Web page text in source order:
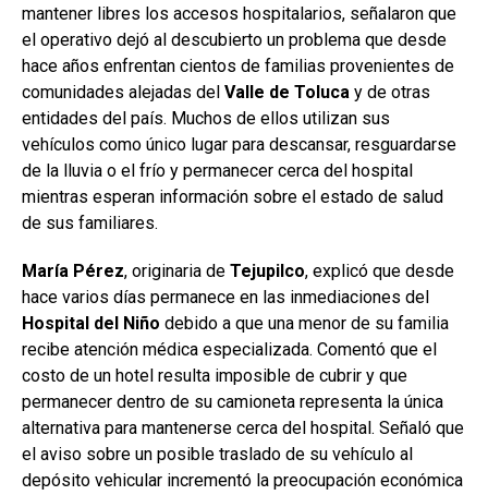
mantener libres los accesos hospitalarios, señalaron que
el operativo dejó al descubierto un problema que desde
hace años enfrentan cientos de familias provenientes de
comunidades alejadas del Valle de Toluca y de otras
entidades del país. Muchos de ellos utilizan sus
vehículos como único lugar para descansar, resguardarse
de la lluvia o el frío y permanecer cerca del hospital
mientras esperan información sobre el estado de salud
de sus familiares.
María Pérez, originaria de Tejupilco, explicó que desde
hace varios días permanece en las inmediaciones del
Hospital del Niño debido a que una menor de su familia
recibe atención médica especializada. Comentó que el
costo de un hotel resulta imposible de cubrir y que
permanecer dentro de su camioneta representa la única
alternativa para mantenerse cerca del hospital. Señaló que
el aviso sobre un posible traslado de su vehículo al
depósito vehicular incrementó la preocupación económica